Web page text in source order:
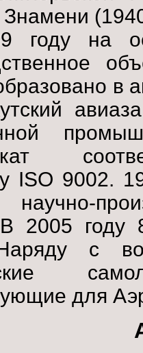
Знамени
году на
в
ISO 9002.
2005 году
с
для